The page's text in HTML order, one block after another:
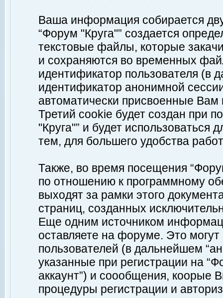
Ваша информация собирается
“Форум "Круга"” создается
текстовые файлы, которые
и сохраняются во временных
идентификатор пользователя (в
идентификатор анонимной
автоматически присвоенные
Третий cookie будет создан при
"Круга"” и будет
тем, для большего удобства
Также, во время посещения
по отношению к программному
выходят за рамки этого
страниц, созданных
Еще одним источником
оставляете на форуме. Это
пользователей (в дальнейшем
указанные при регистрации на
аккаунт”) и соообщения, коорые
процедуры регистрации и